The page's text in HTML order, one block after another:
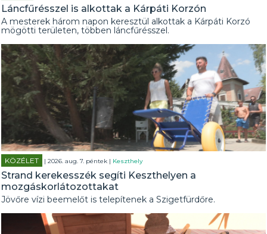
Láncfűrésszel is alkottak a Kárpáti Korzón
A mesterek három napon keresztül alkottak a Kárpáti Korzó
mögötti területen, többen láncfűrésszel.
KÖZÉLET | 2026. aug. 7. péntek | Keszthely
Strand kerekesszék segíti Keszthelyen a
mozgáskorlátozottakat
Jövőre vízi beemelőt is telepítenek a Szigetfürdőre.